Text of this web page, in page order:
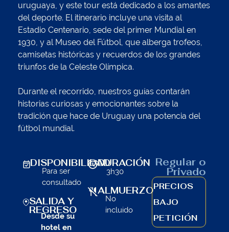
uruguaya, y este tour está dedicado a los amantes
del deporte. El itinerario incluye una visita al
Estadio Centenario, sede del primer Mundial en
1930, y al Museo del Fútbol, que alberga trofeos,
camisetas históricas y recuerdos de los grandes
triunfos de la Celeste Olímpica.
Durante el recorrido, nuestros guías contarán
historias curiosas y emocionantes sobre la
tradición que hace de Uruguay una potencia del
fútbol mundial.
DISPONIBILIDAD
Para ser
consultado
SALIDA Y
REGRESO
Desde su
hotel en
DURACIÓN
3h30
ALMUERZO
No
incluido
Regular o
Privado
PRECIOS
BAJO
PETICIÓN